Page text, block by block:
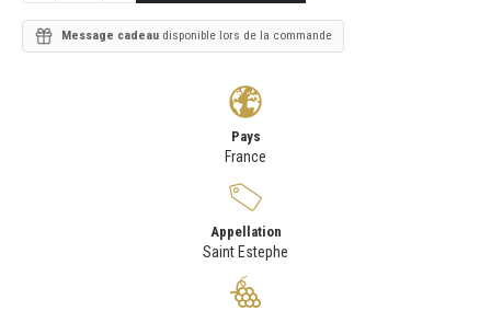
Message cadeau disponible lors de la commande
Pays
France
Appellation
Saint Estephe